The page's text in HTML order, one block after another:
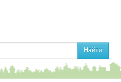
Найти